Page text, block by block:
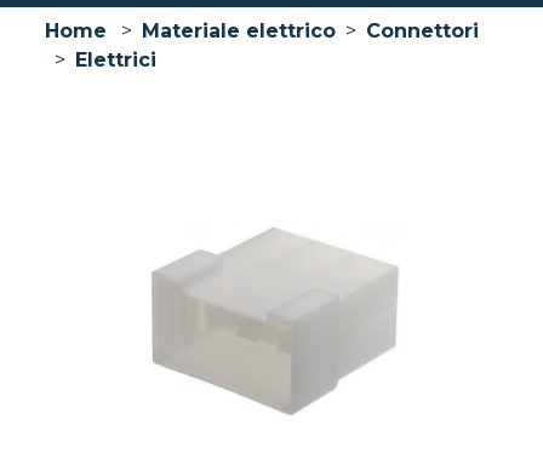
Home > Materiale elettrico > Connettori
> Elettrici